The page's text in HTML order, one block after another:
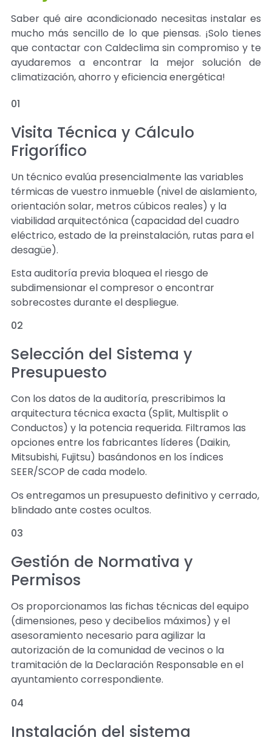
Saber qué aire acondicionado necesitas instalar es
mucho más sencillo de lo que piensas. ¡Solo tienes
que contactar con Caldeclima sin compromiso y te
ayudaremos a encontrar la mejor solución de
climatización, ahorro y eficiencia energética!
01
Visita Técnica y Cálculo
Frigorífico
Un técnico evalúa presencialmente las variables
térmicas de vuestro inmueble (nivel de aislamiento,
orientación solar, metros cúbicos reales) y la
viabilidad arquitectónica (capacidad del cuadro
eléctrico, estado de la preinstalación, rutas para el
desagüe).
Esta auditoría previa bloquea el riesgo de
subdimensionar el compresor o encontrar
sobrecostes durante el despliegue.
02
Selección del Sistema y
Presupuesto
Con los datos de la auditoría, prescribimos la
arquitectura técnica exacta (Split, Multisplit o
Conductos) y la potencia requerida. Filtramos las
opciones entre los fabricantes líderes (Daikin,
Mitsubishi, Fujitsu) basándonos en los índices
SEER/SCOP de cada modelo.
Os entregamos un presupuesto definitivo y cerrado,
blindado ante costes ocultos.
03
Gestión de Normativa y
Permisos
Os proporcionamos las fichas técnicas del equipo
(dimensiones, peso y decibelios máximos) y el
asesoramiento necesario para agilizar la
autorización de la comunidad de vecinos o la
tramitación de la Declaración Responsable en el
ayuntamiento correspondiente.
04
Instalación del sistema